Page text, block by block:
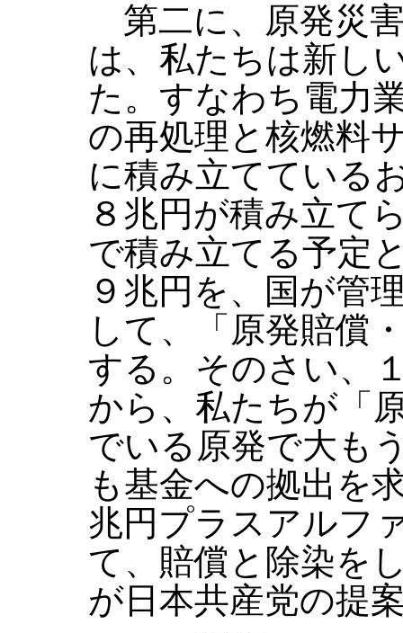
第二に、原発災
は、私たちは新し
た。すなわち電力
の再処理と核燃料
に積み立てている
８兆円が積み立て
で積み立てる予定
９兆円を、国が管
して、「原発賠償
する。そのさい、
から、私たちが「
でいる原発で大も
も基金への拠出を
兆円プラスアルフ
て、賠償と除染を
が日本共産党の提